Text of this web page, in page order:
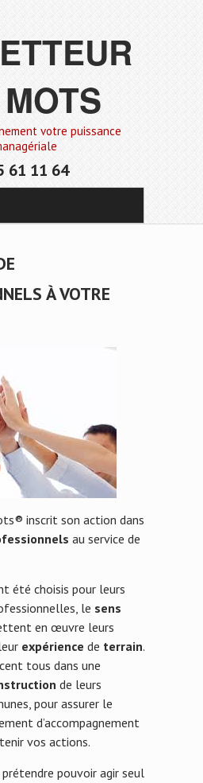
votre puissance
61 11 64
À VOTRE
inscrit son action dans
au service de
été choisis pour leurs
le sens
en œuvre leurs
expérience de terrain.
tous dans une
de leurs
pour assurer le
d’accompagnement
vos actions.
pouvoir agir seul